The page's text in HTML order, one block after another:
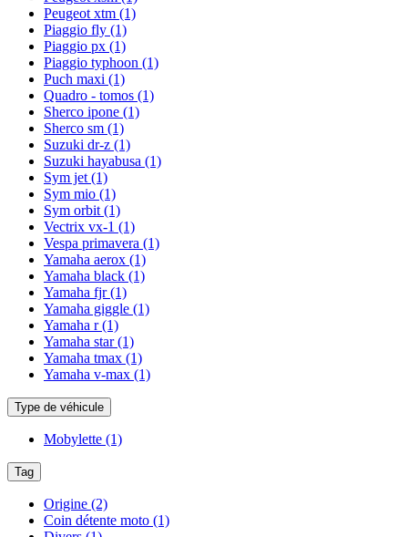
Peugeot xtm (1)
Piaggio fly (1)
Piaggio px (1)
Piaggio typhoon (1)
Puch maxi (1)
Quadro - tomos (1)
Sherco ipone (1)
Sherco sm (1)
Suzuki dr-z (1)
Suzuki hayabusa (1)
Sym jet (1)
Sym mio (1)
Sym orbit (1)
Vectrix vx-1 (1)
Vespa primavera (1)
Yamaha aerox (1)
Yamaha black (1)
Yamaha fjr(1)
Yamaha giggle (1)
Yamaha r(1)
Yamaha star(1)
Yamaha tmax (1)
Yamaha v-max (1)
Type de véhicule
Mobylette (1)
Tag
Origine (2)
Coin détente moto (1)